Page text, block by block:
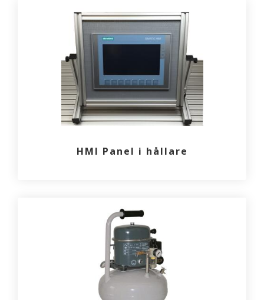
HMI Panel i hållare